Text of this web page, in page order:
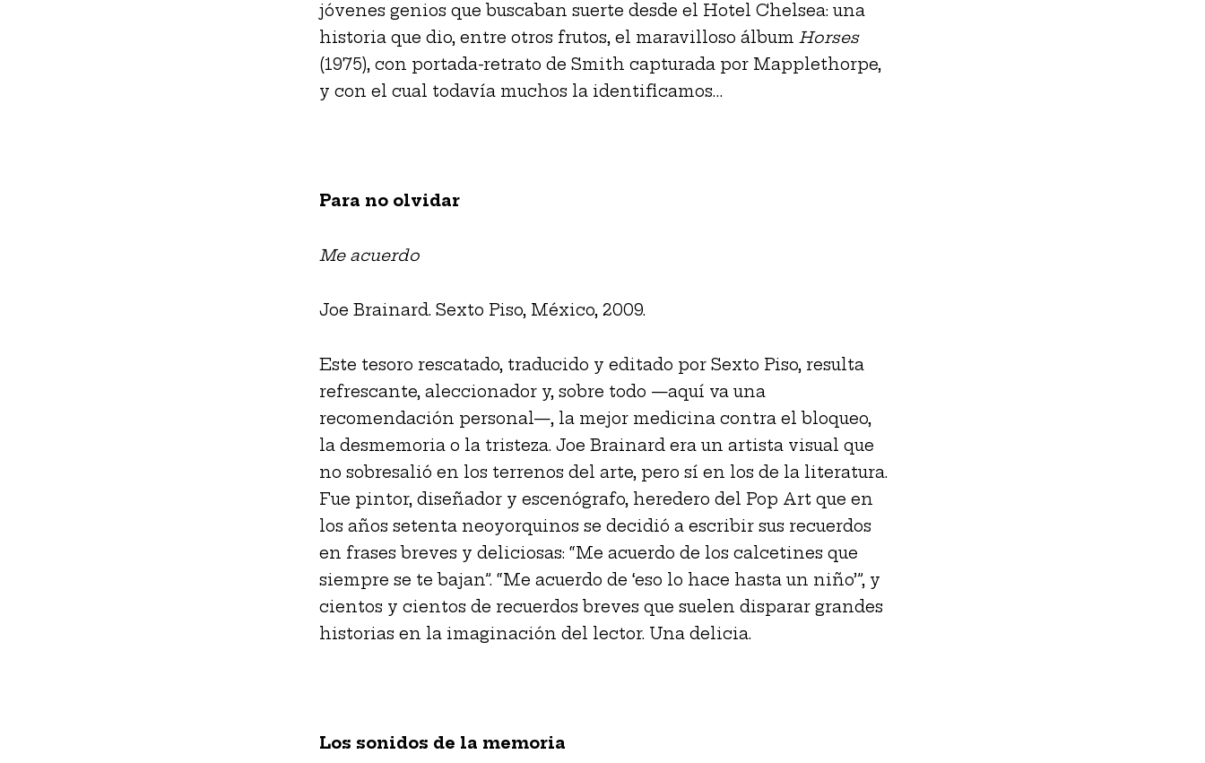
jóvenes genios que buscaban suerte desde el Hotel Chelsea: una
historia que dio, entre otros frutos, el maravilloso álbum Horses
(1975), con portada-retrato de Smith capturada por Mapplethorpe,
y con el cual todavía muchos la identificamos…
Para no olvidar
Me acuerdo
Joe Brainard. Sexto Piso, México, 2009.
Este tesoro rescatado, traducido y editado por Sexto Piso, resulta
refrescante, aleccionador y, sobre todo —aquí va una
recomendación personal—, la mejor medicina contra el bloqueo,
la desmemoria o la tristeza. Joe Brainard era un artista visual que
no sobresalió en los terrenos del arte, pero sí en los de la literatura.
Fue pintor, diseñador y escenógrafo, heredero del Pop Art que en
los años setenta neoyorquinos se decidió a escribir sus recuerdos
en frases breves y deliciosas: “Me acuerdo de los calcetines que
siempre se te bajan”. “Me acuerdo de ‘eso lo hace hasta un niño’”, y
cientos y cientos de recuerdos breves que suelen disparar grandes
historias en la imaginación del lector. Una delicia.
Los sonidos de la memoria